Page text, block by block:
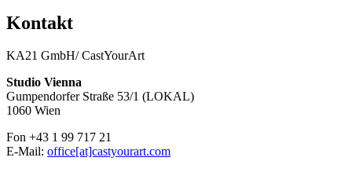
Kontakt
KA21 GmbH/ CastYourArt
Studio Vienna
Gumpendorfer Straße 53/1 (LOKAL)
1060 Wien
Fon +43 1 99 717 21
E-Mail: office[at]castyourart.com